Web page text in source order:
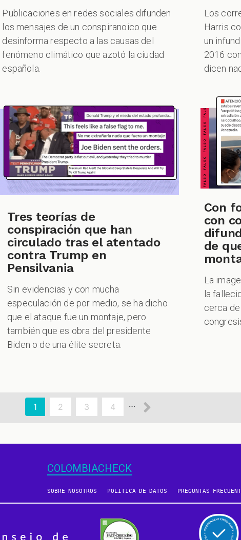
Publicaciones en redes sociales difunden
los mensajes de un conspiranoico que
desinforma respecto a las causas del
fenómeno climático que azotó la ciudad
española.
Los
Harris
un
2016
dicen
Tres teorías de
conspiración que han
circulado tras el atentado
contra Trump en
Pensilvania
Sin evidencias y con mucha
especulación de por medio, se ha dicho
que el ataque fue un montaje, pero
también que es obra del presidente
Biden o de una élite secreta.
FALSO FALSO FALSO FALSO FALSO FALSO FALSO
Con
con
de
La
la
cerca
Página
actual
1 Page
2 Page
3 Page
4 …
Siguiente
COLOMBIACHECK
SOBRE NOSOTROS POLÍTICA DE DATOS PREGUNTAS